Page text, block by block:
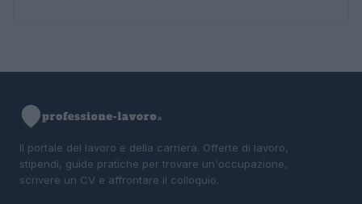
Il portale del lavoro e della carriera. Offerte di lavoro,
stipendi, guide pratiche per trovare un'occupazione,
scrivere un CV e affrontare il colloquio.